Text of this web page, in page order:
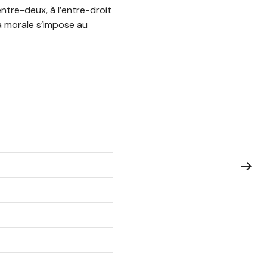
deux, à l’entre-droit
s’impose au